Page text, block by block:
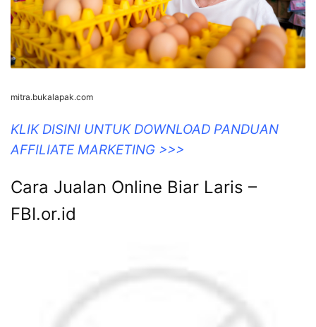
mitra.bukalapak.com
KLIK DISINI UNTUK DOWNLOAD PANDUAN
AFFILIATE MARKETING >>>
Cara Jualan Online Biar Laris –
FBI.or.id